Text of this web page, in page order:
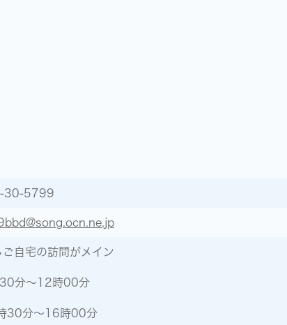
30-5799
ご自宅の訪問がメイン
分～12時00分
30分～16時00分